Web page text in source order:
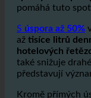
Hotely mají
sprchy a
pomáhá tuto
S úspora až 50%
až tisíce litrů
hotelových
také snižuje